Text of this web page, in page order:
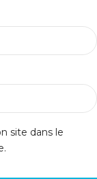
site dans le